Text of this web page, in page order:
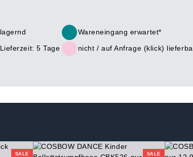
lagernd
Wareneingang erwartet*
Lieferzeit: 5 Tage
nicht / auf Anfrage (klick)
SALE SALE